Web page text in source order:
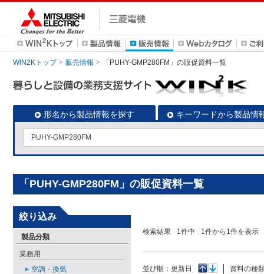
WIN2Kトップ 販売情報 「PUHY-GMP280FM」の販促資料一覧
形名から製品情報を探す キーワードから製品情
「PUHY-GMP280FM」の販促資料一覧
検索結果 1件中 1件から 1件を表示
並び順： 更新日 資料の種
絞り込み
製品分類
業務用
空調・換気